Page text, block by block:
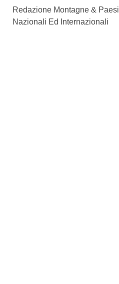
Redazione Montagne & Paesi
Nazionali Ed Internazionali